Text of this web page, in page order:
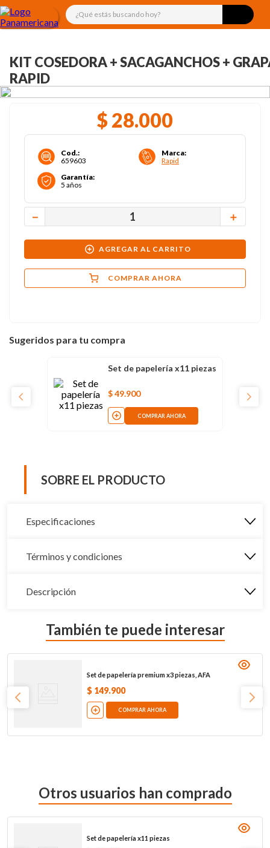
¿Qué estás buscando hoy?
KIT COSEDORA + SACAGANCHOS +
RAPID
$ 28.000
Cod.:
659603
Marca:
Rapid
Garantía:
5 años
＋
－
AGREGAR AL CARRITO
COMPRAR AHORA
Sugeridos para tu compra
Set de papelería x11 piezas
$49.900
COMPRAR AHORA
SOBRE EL PRODUCTO
Especificaciones
Términos y condiciones
Descripción
También te puede interesar
Set de papelería premium x3 piezas, AFA
$ 149.900
COMPRAR AHORA
Otros usuarios han comprado
Set de papelería x11 piezas